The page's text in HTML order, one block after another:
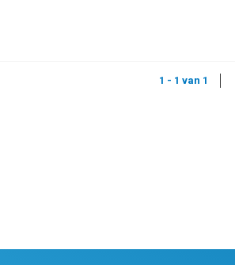
1 - 1 van 1